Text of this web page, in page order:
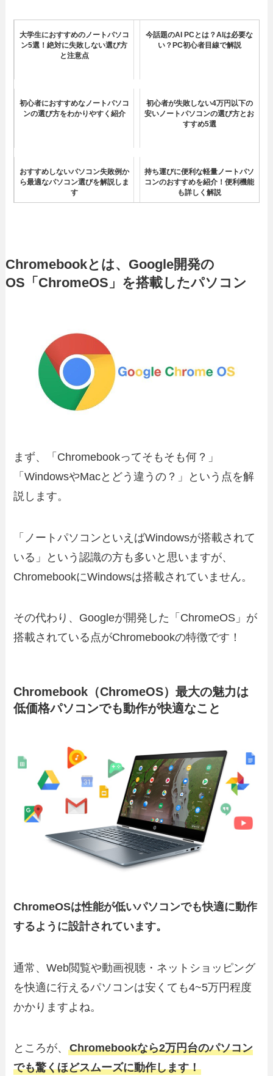
大学生におすすめのノートパソコ
ン5選！絶対に失敗しない選び方
と注意点
今話題のAI PCとは？AIは必要な
い？PC初心者目線で解説
初心者におすすめなノートパソコ
ンの選び方をわかりやすく紹介
初心者が失敗しない4万円以下の
安いノートパソコンの選び方とお
すすめ5選
おすすめしないパソコン失敗例か
ら最適なパソコン選びを解説しま
す
持ち運びに便利な軽量ノートパソ
コンのおすすめを紹介！便利機能
も詳しく解説
能を確認しよう
Chromebookとは、Google開発の
OS「ChromeOS」を搭載したパソコン
まず、「Chromebookってそもそも何？」
「WindowsやMacとどう違うの？」という点を解
説します。
「ノートパソコンといえばWindowsが搭載されて
いる」という認識の方も多いと思いますが、
ChromebookにWindowsは搭載されていません。
その代わり、Googleが開発した「ChromeOS」が
搭載されている点がChromebookの特徴です！
Chromebook（ChromeOS）最大の魅力は
低価格パソコンでも動作が快適なこと
ChromeOSは性能が低いパソコンでも快適に動作
するように設計されています。
通常、Web閲覧や動画視聴・ネットショッピング
を快適に行えるパソコンは安くても4~5万円程度
かかりますよね。
ところが、Chromebookなら2万円台のパソコン
でも驚くほどスムーズに動作します！